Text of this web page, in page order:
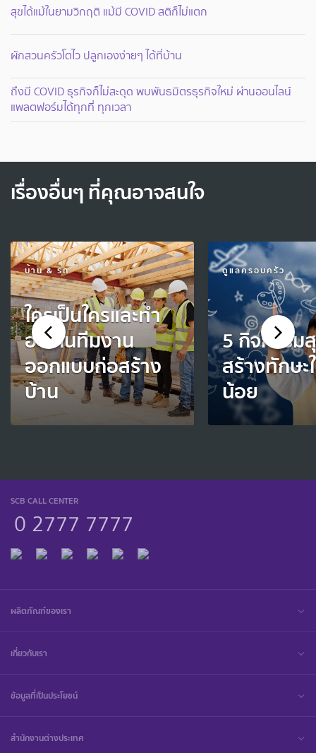
สุขได้แม้ในยามวิกฤติ แม้มี COVID สติก็ไม่แตก
ผักสวนครัวโตไว ปลูกเองง่ายๆ ได้ที่บ้าน
ถึงมี COVID ธุรกิจก็ไม่สะดุด พบพันธมิตรธุรกิจใหม่ ผ่านออนไลน์
แพลตฟอร์มได้ทุกที่ ทุกเวลา
เรื่องอื่นๆ ที่คุณอาจสนใจ
บ้าน & รถ
ใครเป็นใครและทำ
อะไรในทีมงาน
ออกแบบก่อสร้าง
บ้าน
ดูแลครอบครัว
5 กิจกรรม
สร้างทักษะ
น้อย
SCB CALL CENTER
0 2777 7777
ผลิตภัณฑ์ของเรา
เกี่ยวกับเรา
ข้อมูลที่เป็นประโยชน์
สำนักงานต่างประเทศ